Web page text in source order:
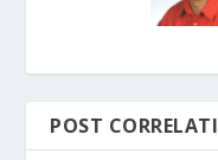
POST CORRELATI